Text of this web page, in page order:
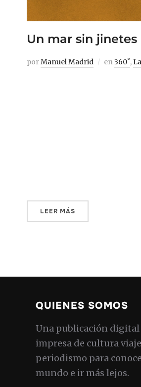
Un mar sin jinetes
porManuel Madrid en360˚,
LEER MÁS
QUIENES SOMOS
Una publicación digital
impresa de cultura
periodismo para
mundo e ir más lejos.